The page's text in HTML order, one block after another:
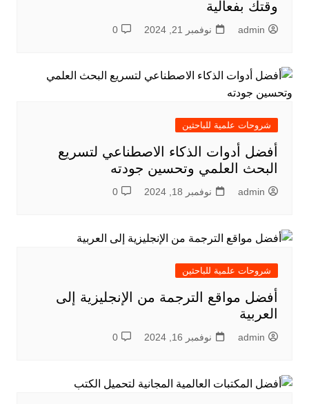
وقتك بفعالية
admin نوفمبر 21, 2024 0
شروحات علمية للباحثين
أفضل أدوات الذكاء الاصطناعي لتسريع
البحث العلمي وتحسين جودته
admin نوفمبر 18, 2024 0
شروحات علمية للباحثين
أفضل مواقع الترجمة من الإنجليزية إلى
العربية
admin نوفمبر 16, 2024 0